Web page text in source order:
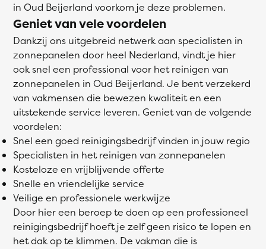
in Oud Beijerland voorkom je deze problemen.
Geniet van vele voordelen
Dankzij ons uitgebreid netwerk aan specialisten in
zonnepanelen door heel Nederland, vindt je hier
ook snel een professional voor het reinigen van
zonnepanelen in Oud Beijerland. Je bent verzekerd
van vakmensen die bewezen kwaliteit en een
uitstekende service leveren. Geniet van de volgende
voordelen:
Snel een goed reinigingsbedrijf vinden in jouw regio
Specialisten in het reinigen van zonnepanelen
Kosteloze en vrijblijvende offerte
Snelle en vriendelijke service
Veilige en professionele werkwijze
Door hier een beroep te doen op een professioneel
reinigingsbedrijf hoeft je zelf geen risico te lopen en
het dak op te klimmen. De vakman die is